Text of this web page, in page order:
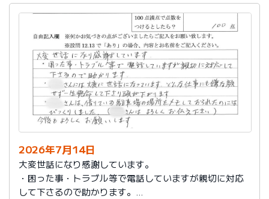
2026年7月14日
大変世話になり感謝しています。
・困った事・トラブル等で電話していますが親切に対応
して下さるので助かります。